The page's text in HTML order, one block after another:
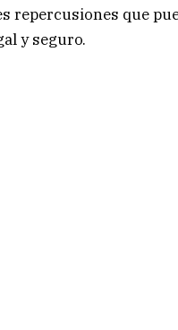
repercusiones que
y seguro.